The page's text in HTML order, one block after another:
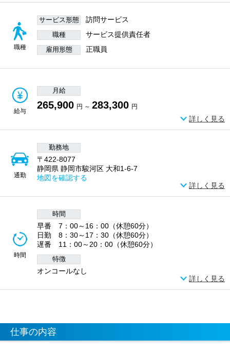
職種
サービス形態 訪問サービス
職種 サービス提供責任者
雇用形態 正職員
給与
月給
265,900 円 ～ 283,300 円
詳しく見る
通勤
勤務地
〒422-8077
静岡県 静岡市駿河区 大和1-6-7
地図を確認する
詳しく見る
時間
時間
早番 7：00～16：00（休憩60分）
日勤 8：30～17：30（休憩60分）
遅番 11：00～20：00（休憩60分）
特徴
オンコールなし
詳しく見る
仕事の内容